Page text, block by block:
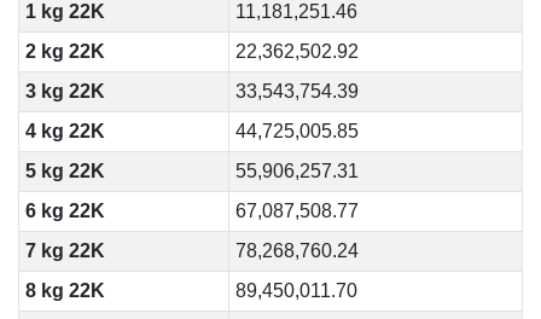
1 kg 22K
11,181,251.46
2 kg 22K
22,362,502.92
3 kg 22K
33,543,754.39
4 kg 22K
44,725,005.85
5 kg 22K
55,906,257.31
6 kg 22K
67,087,508.77
7 kg 22K
78,268,760.24
8 kg 22K
89,450,011.70